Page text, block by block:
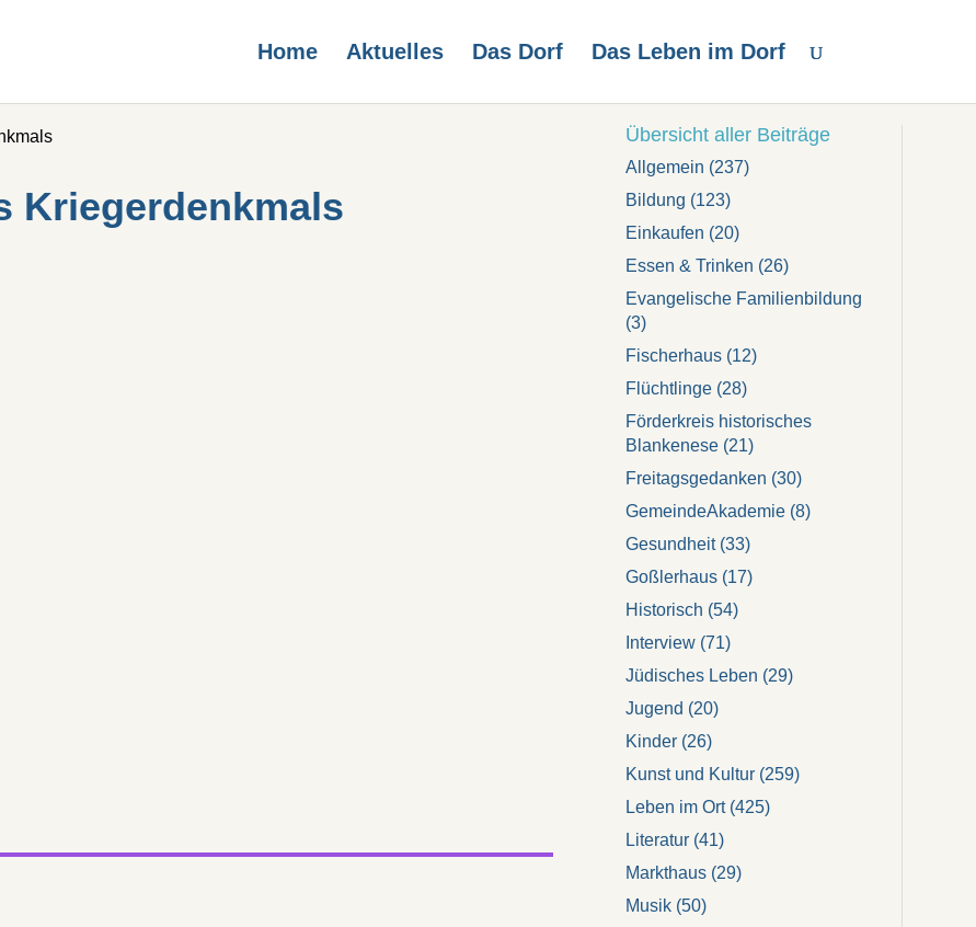
Home Aktuelles Das Dorf Das Leben im Dorf
Kriegerdenkmals
Übersicht aller Beiträge
Allgemein (237)
Bildung (123)
Einkaufen (20)
Essen & Trinken (26)
Evangelische Familienbildung
(3)
Fischerhaus (12)
Flüchtlinge (28)
Förderkreis historisches
Blankenese (21)
Freitagsgedanken (30)
GemeindeAkademie (8)
Gesundheit(33)
Goßlerhaus (17)
Historisch (54)
Interview (71)
Jüdisches Leben (29)
Jugend (20)
Kinder (26)
Kunst und Kultur (259)
Leben im Ort(425)
Literatur (41)
Markthaus (29)
Musik (50)